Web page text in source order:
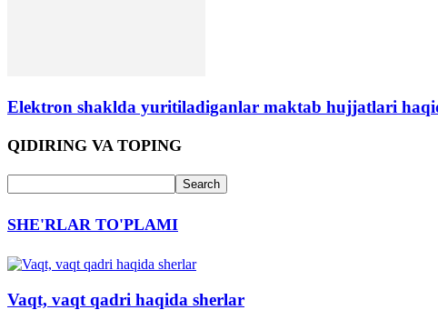
Elektron shaklda yuritiladiganlar maktab hujjatlari
QIDIRING VA TOPING
SHE'RLAR TO'PLAMI
Vaqt, vaqt qadri haqida sherlar